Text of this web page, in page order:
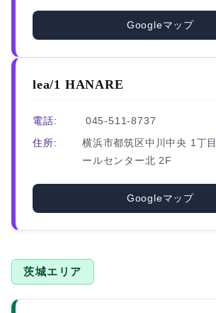
Googleマップ
lea/1 HANARE
電話:
045-511-8737
住所:
横浜市都筑区中川中央 1丁
ールセンター北 2F
Googleマップ
茨城エリア